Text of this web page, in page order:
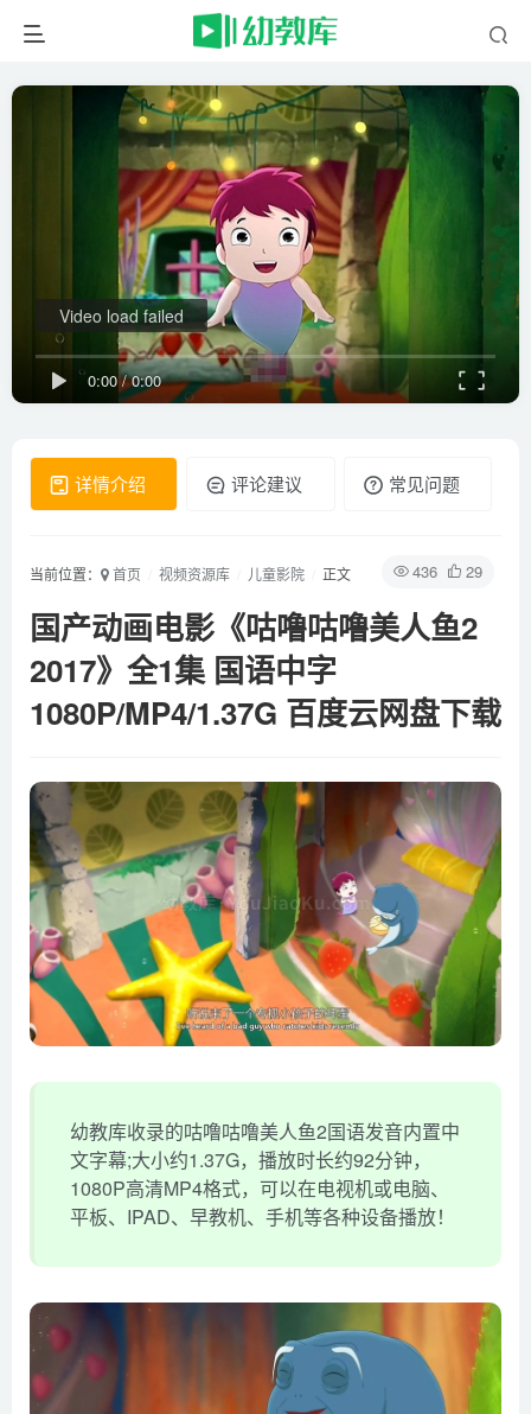
0:00/0:00
Video load failed
详情介绍 评论建议 常见问题
436 29
当前位置： 首页 视频资源库 儿童影院 正文
国产动画电影《咕噜咕噜美人鱼2
2017》全1集 国语中字
1080P/MP4/1.37G 百度云网盘下载
幼教库收录的咕噜咕噜美人鱼2国语发音内置中
文字幕;大小约1.37G，播放时长约92分钟，
1080P高清MP4格式，可以在电视机或电脑、
平板、IPAD、早教机、手机等各种设备播放！